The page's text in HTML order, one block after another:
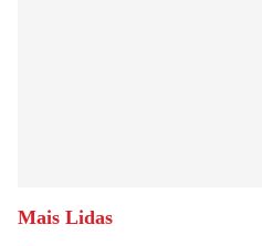
Mais Lidas